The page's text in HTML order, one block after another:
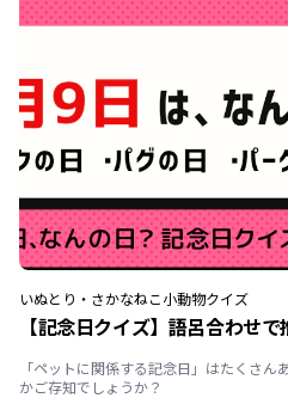
いぬとり・さかなねこ小動物クイズ
【記念日クイズ】語呂合わせ
「ペットに関係する記念日」はたくさ
かご存知でしょうか？